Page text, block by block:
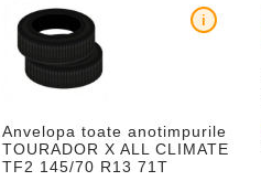
Anvelopa toate anotimpurile
TOURADOR X ALL CLIMATE
TF2 145/70 R13 71T
i